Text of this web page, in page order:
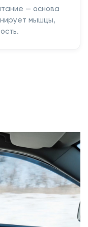
— основа
мышцы,